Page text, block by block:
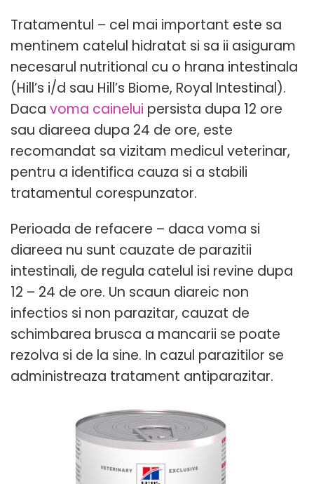
Tratamentul – cel mai important este sa
mentinem catelul hidratat si sa ii asiguram
necesarul nutritional cu o hrana intestinala
(Hill’s i/d sau Hill’s Biome, Royal Intestinal).
Daca voma cainelui persista dupa 12 ore
sau diareea dupa 24 de ore, este
recomandat sa vizitam medicul veterinar,
pentru a identifica cauza si a stabili
tratamentul corespunzator.
Perioada de refacere – daca voma si
diareea nu sunt cauzate de parazitii
intestinali, de regula catelul isi revine dupa
12 – 24 de ore. Un scaun diareic non
infectios si non parazitar, cauzat de
schimbarea brusca a mancarii se poate
rezolva si de la sine. In cazul parazitilor se
administreaza tratament antiparazitar.